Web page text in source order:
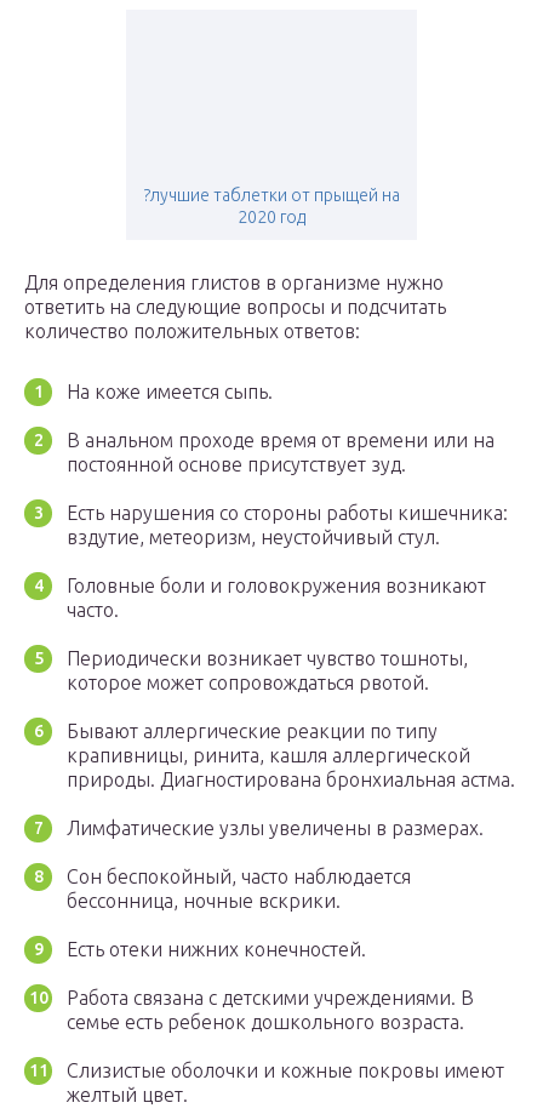
?лучшие таблетки от прыщей на
2020 год
Для определения глистов в организме нужно
ответить на следующие вопросы и подсчитать
количество положительных ответов:
На коже имеется сыпь.
В анальном проходе время от времени или на
постоянной основе присутствует зуд.
Есть нарушения со стороны работы кишечника:
вздутие, метеоризм, неустойчивый стул.
Головные боли и головокружения возникают
часто.
Периодически возникает чувство тошноты,
которое может сопровождаться рвотой.
Бывают аллергические реакции по типу
крапивницы, ринита, кашля аллергической
природы. Диагностирована бронхиальная астма.
Лимфатические узлы увеличены в размерах.
Сон беспокойный, часто наблюдается
бессонница, ночные вскрики.
Есть отеки нижних конечностей.
Работа связана с детскими учреждениями. В
семье есть ребенок дошкольного возраста.
Слизистые оболочки и кожные покровы имеют
желтый цвет.